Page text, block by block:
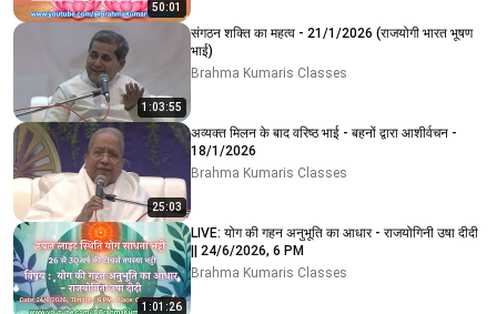
50:01
1:03:55
संगठन शक्ति का महत्व - 21/1/2026 (राजयोगी भारत भूषण
भाई)
Brahma Kumaris Classes
25:03
अव्यक्त मिलन के बाद वरिष्ठ भाई - बहनों द्वारा आशीर्वचन -
18/1/2026
Brahma Kumaris Classes
1:01:26
LIVE: योग की गहन अनुभूति का आधार - राजयोगिनी उषा दीदी
|| 24/6/2026, 6 PM
Brahma Kumaris Classes